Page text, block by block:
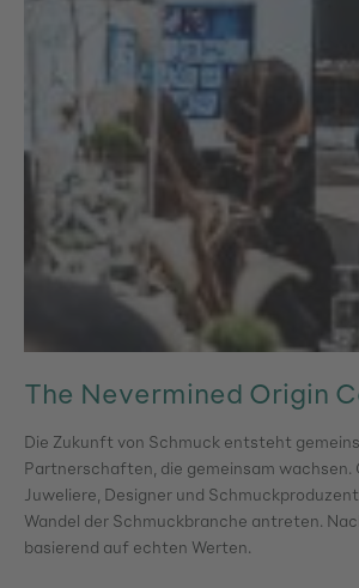
The Nevermined Origin
Die Zukunft von Schmuck entsteht
Partnerschaften, die gemeinsam wachsen.
Juweliere, Designer und
Wandel der Schmuckbranche antreten.
basierend auf echten Werten.